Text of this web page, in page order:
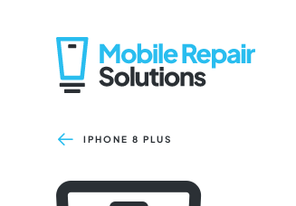
IPHONE 8 PLUS